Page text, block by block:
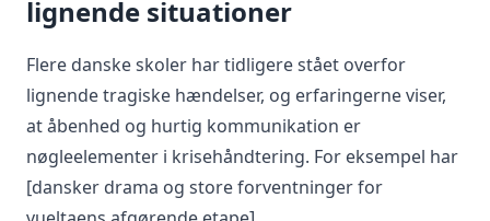
lignende situationer
Flere danske skoler har tidligere stået overfor
lignende tragiske hændelser, og erfaringerne viser,
at åbenhed og hurtig kommunikation er
nøgleelementer i krisehåndtering. For eksempel har
[dansker drama og store forventninger for